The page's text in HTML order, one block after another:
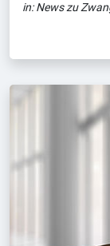
in:News zu